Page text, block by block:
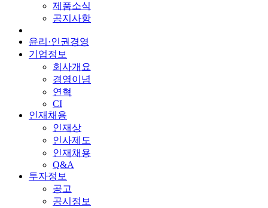
제품소식
공지사항
윤리·인권경영
기업정보
회사개요
경영이념
연혁
CI
인재채용
인재상
인사제도
인재채용
Q&A
투자정보
공고
공시정보